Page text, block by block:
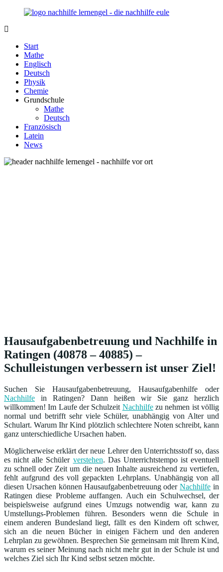
Zurück
Inhalt
Lernengel.de
Nachhilfe-
Eule
berät
zum
Thema
Nachhilfe
Lernen
wieder
Spaß
Start
Mathe
Englisch
Deutsch
Physik
Chemie
Grundschule
Mathe
Deutsch
Französisch
Latein
News
Hausaufgabenbetreuung und Nachhilfe in
Ratingen (40878 – 40885) –
Schulleistungen verbessern ist unser Ziel!
Suchen Sie Hausaufgabenbetreuung, Hausaufgabenhilfe oder
Nachhilfe in Ratingen? Dann heißen wir Sie ganz herzlich
willkommen! Im Laufe der Schulzeit Nachhilfezu nehmen ist völlig
normal und betrifft sehr viele Schüler, unabhängig von Alter und
Schulart. Warum Ihr Kind plötzlich schlechtere Noten schreibt, kann
ganz unterschiedliche Ursachen haben.
Möglicherweise erklärt der neue Lehrer den Unterrichtsstoff so, dass
es nicht alle Schüler verstehen. Das Unterrichtstempo ist eventuell
zu schnell oder Zeit um die neuen Inhalte ausreichend zu vertiefen,
fehlt aufgrund des voll gepackten Lehrplans. Unabhängig von all
diesen Ursachen können Hausaufgabenbetreuung oderNachhilfe in
Ratingen diese Probleme auffangen. Auch ein Schulwechsel, der
beispielsweise aufgrund eines Umzugs notwendig war, kann zu
Umstellungs-Problemen führen. Besonders wenn die Schule in
einem anderen Bundesland liegt, fällt es den Kindern oft schwer,
sich an die neuen Bücher in einigen Fächern und den anderen
Lehrplan zu gewöhnen. Besprechen Sie gemeinsam mit Ihrem Kind,
warum es seiner Meinung nach nicht mehr gut in der Schule ist und
welches Ziel sich Ihr Kind selbst setzen möchte.